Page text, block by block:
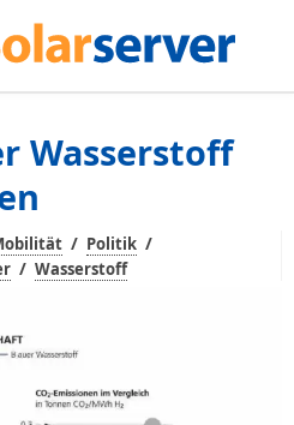
Wasserstoff
/ Politik /
/ Wasserstoff